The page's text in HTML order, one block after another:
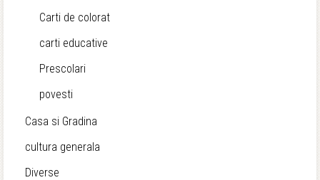
Carti de colorat
carti educative
Prescolari
povesti
Casa si Gradina
cultura generala
Diverse